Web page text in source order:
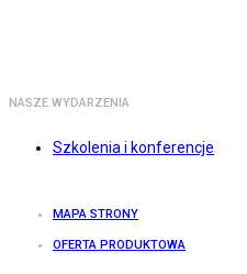
NASZE WYDARZENIA
Szkolenia i konferencje
MAPA STRONY
OFERTA PRODUKTOWA